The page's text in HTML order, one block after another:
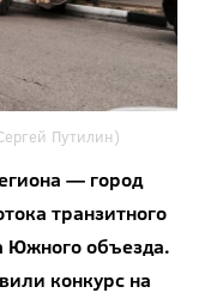
Путилин)
— город
транзитного
Южного объезда.
конкурс на